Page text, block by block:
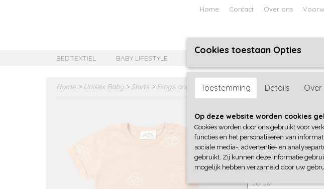
Home Contact Over ons
BEDTEXTIEL BABY LIFESTYLE JONGENS BABY
Home > Unisex Baby> Shirts > Frogs and Dogs
Frogs and
€ 17,99 (inclusief btw
✓Op voorraad
Frogs and Dogs
Cookies toestaan Opties
Toestemming Details Over
Op deze website worden cookies
Cookies worden door ons gebruikt voor
functies en het personaliseren van
sociale media-, advertentie- en
gebruikt. Zij kunnen deze informatie
mogelijk hebben verzameld door uw